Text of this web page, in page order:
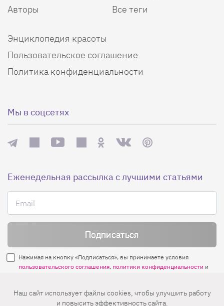
Авторы
Все теги
Энциклопедия красоты
Пользовательское соглашение
Политика конфиденциальности
Мы в соцсетях
Еженедельная рассылка с лучшими статьями
Нажимая на кнопку «Подписаться», вы принимаете условия
пользовательского соглашения, политики конфиденциальности и
Наш сайт использует файлы cookies, чтобы улучшить работу
и повысить эффективность сайта.